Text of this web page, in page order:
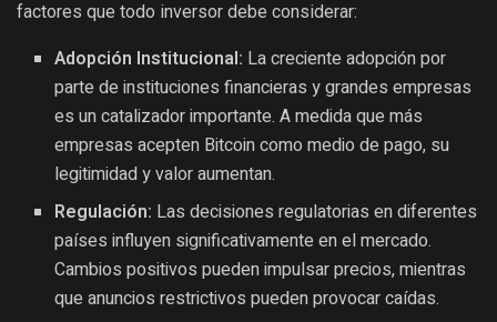
factores que todo inversor debe considerar:
Adopción Institucional: La creciente adopción por
parte de instituciones financieras y grandes empresas
es un catalizador importante. A medida que más
empresas acepten Bitcoin como medio de pago, su
legitimidad y valor aumentan.
Regulación: Las decisiones regulatorias en diferentes
países influyen significativamente en el mercado.
Cambios positivos pueden impulsar precios, mientras
que anuncios restrictivos pueden provocar caídas.